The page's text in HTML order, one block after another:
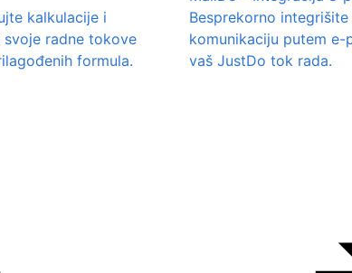
kalkulacije i
svoje radne tokove
formula.
Besprekorno integrišite
komunikaciju putem e-
vaš JustDo tok rada.